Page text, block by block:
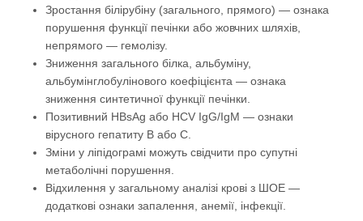
Зростання білірубіну (загального, прямого) — ознака
порушення функції печінки або жовчних шляхів,
непрямого — гемолізу.
Зниження загального білка, альбуміну,
альбумінглобулінового коефіцієнта — ознака
зниження синтетичної функції печінки.
Позитивний HBsAg або HCV IgG/IgM — ознаки
вірусного гепатиту B або C.
Зміни у ліпідограмі можуть свідчити про супутні
метаболічні порушення.
Відхилення у загальному аналізі крові з ШОЕ —
додаткові ознаки запалення, анемії, інфекції.